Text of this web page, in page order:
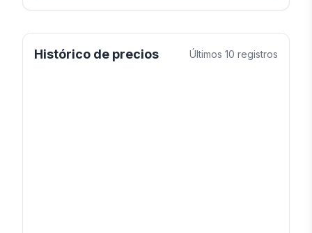
Histórico de precios Últimos 10 registros